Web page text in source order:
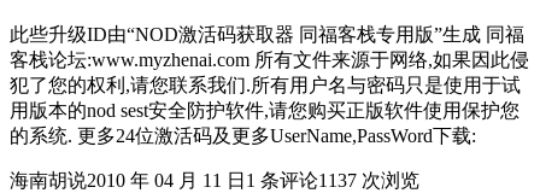
此些升级ID由“NOD激活码获取器 同福客栈专用版”生成 同福
客栈论坛:www.myzhenai.com 所有文件来源于网络,如果因此侵
犯了您的权利,请您联系我们.所有用户名与密码只是使用于试
用版本的nod sest安全防护软件,请您购买正版软件使用保护您
的系统. 更多24位激活码及更多UserName,PassWord下载:
海南胡说2010 年 04 月 11 日 1 条评论1137 次浏览